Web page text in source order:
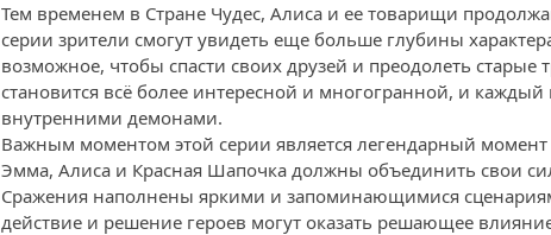
Тем временем в Стране Чудес, Алиса и ее товарищи
серии зрители смогут увидеть еще больше глубины
возможное, чтобы спасти своих друзей и преодолеть
становится всё более интересной и многогранной, и каждый
внутренними демонами.
Важным моментом этой серии является легендарный
Эмма, Алиса и Красная Шапочка должны объединить свои
Сражения наполнены яркими и запоминающимися
действие и решение героев могут оказать решающее